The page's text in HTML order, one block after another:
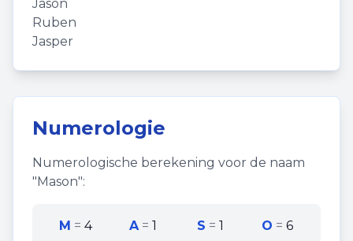
Jason
Ruben
Jasper
Numerologie
Numerologische berekening voor de naam
"Mason":
M = 4 A= 1 S = 1 O =6